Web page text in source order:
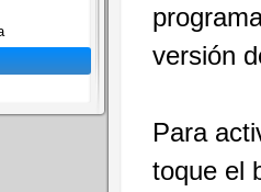
versión
Para
toque el